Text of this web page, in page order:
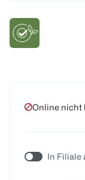
Online nicht
In Filiale